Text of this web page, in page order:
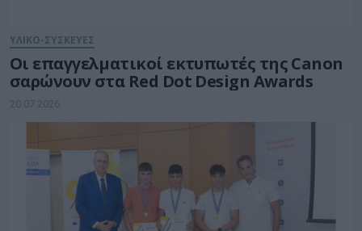
ΥΛΙΚΟ-ΣΥΣΚΕΥΕΣ
Οι επαγγελματικοί εκτυπωτές της Canon
σαρώνουν στα Red Dot Design Awards
20.07.2026